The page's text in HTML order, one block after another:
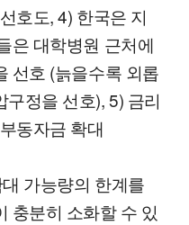
호도, 4) 한국은 지
은 대학병원 근처에
선호 (늙을수록 외롭
정을 선호), 5) 금리
동자금 확대
가능량의 한계를
충분히 소화할 수 있